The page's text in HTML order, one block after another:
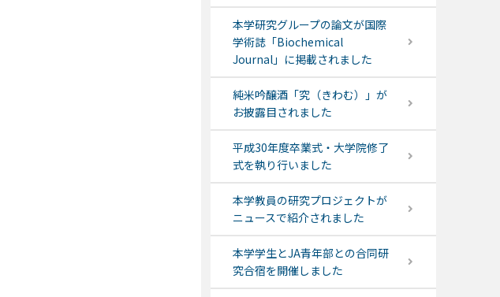
本学研究グループの論文が国際
学術誌「Biochemical
Journal」に掲載されました
純米吟醸酒「究（きわむ）」が
お披露目されました
平成30年度卒業式・大学院修了
式を執り行いました
本学教員の研究プロジェクトが
ニュースで紹介されました
本学学生とJA青年部との合同研
究合宿を開催しました